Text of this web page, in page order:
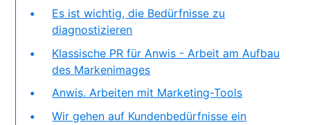
Es ist wichtig, die Bedürfnisse zu
diagnostizieren
Klassische PR für Anwis - Arbeit am Aufbau
des Markenimages
Anwis. Arbeiten mit Marketing-Tools
Wir gehen auf Kundenbedürfnisse ein